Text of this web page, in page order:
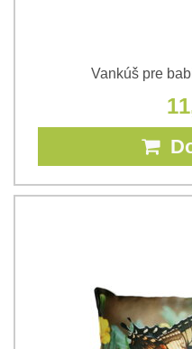
Vankúš pre